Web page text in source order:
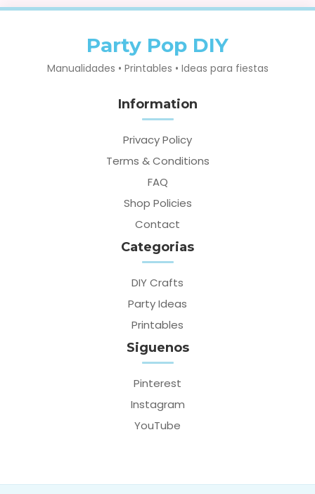
Party Pop DIY
Manualidades • Printables • Ideas para fiestas
Information
Privacy Policy
Terms & Conditions
FAQ
Shop Policies
Contact
Categorias
DIY Crafts
Party Ideas
Printables
Siguenos
Pinterest
Instagram
YouTube